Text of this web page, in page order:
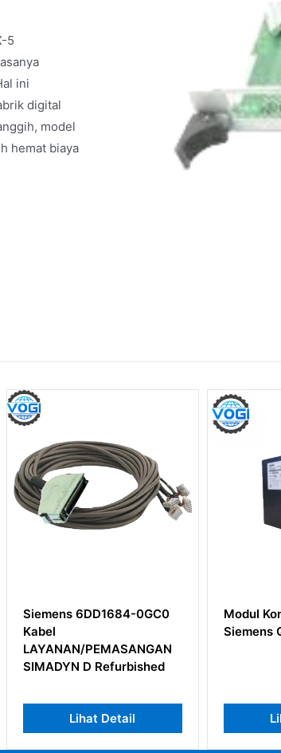
5
ini
digital
model
hemat biaya
Modul Kontrol Kritis
Lihat Detail